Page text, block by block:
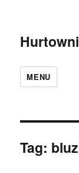
MENU
Tag: